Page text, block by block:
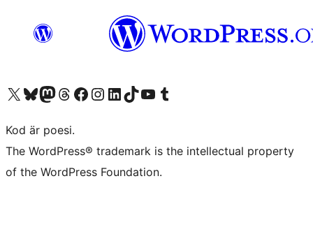
Besök vår X-konto (f.d. Twitter)
Besök vårt Bluesky-konto
Besök vårt Mastodon-konto
Besök vårt Thread-konto
Besök vår Facebook-sidaBesök vårt Instagram-konto
Besök vårt LinkedIn-konto
Besök vårt TikTok-konto
Besök vår YouTube-kanalBesök vårt Tumblr-konto
Kod är poesi.
The WordPress® trademark is the intellectual property
of the WordPress Foundation.